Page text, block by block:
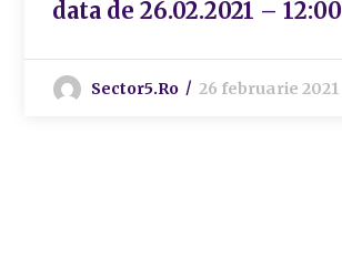
data de 26.02.2021 – 12:00
Sector5.ro 26 februarie 2021